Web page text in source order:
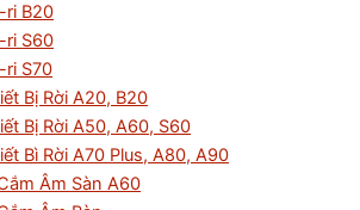
ri B20
ri S60
ri S70
Bị Rời A20, B20
Bị Rời A50, A60, S60
Bì Rời A70 Plus, A80, A90
Âm Sàn A60